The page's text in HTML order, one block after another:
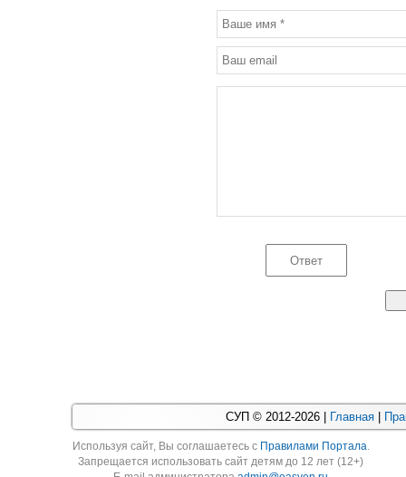
СУП © 2012-2026 | Главная
Используя cайт, Вы соглашаетесь с Правилами Портала.
Запрещается использовать сайт детям до 12 лет (12+)